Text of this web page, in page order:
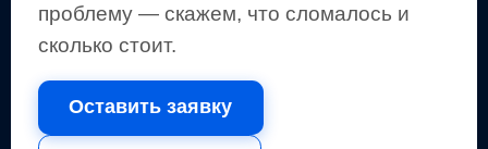
проблему — скажем, что сломалось и
сколько стоит.
Оставить заявку